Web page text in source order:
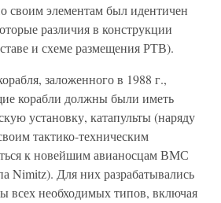
элементам был идентичен
различия в конструкции
и схеме размещения РТВ).
заложенного в 1988 г.,
корабли должны были иметь
установку, катапульты (наряду
тактико-техническим
к новейшим авианосцам ВМС
Для них разрабатывались
всех необходимых типов, включая